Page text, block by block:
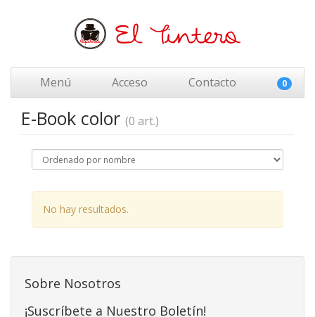
Menú Acceso Contacto 0
E-Book color (0 art.)
No hay resultados.
Sobre Nosotros
¡Suscríbete a Nuestro Boletín!